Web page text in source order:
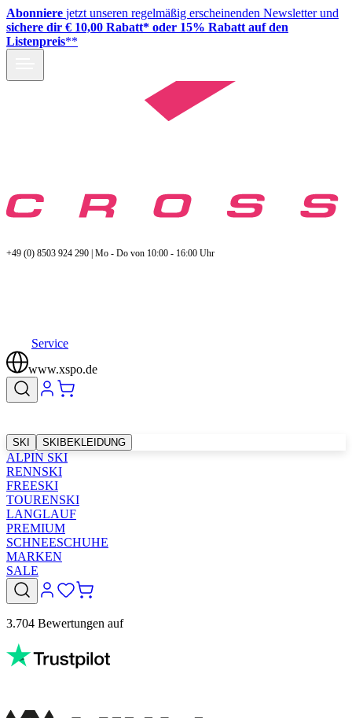
Abonniere jetzt unseren regelmäßig erscheinenden Newsletter und
sichere dir € 10,00 Rabatt* oder 15% Rabatt auf den
Listenpreis**
+49 (0) 8503 924 290 | Mo - Do von 10:00 - 16:00 Uhr
Service
www.xspo.de
SKI SKIBEKLEIDUNG
ALPIN SKI
RENNSKI
FREESKI
TOURENSKI
LANGLAUF
PREMIUM
SCHNEESCHUHE
MARKEN
SALE
3.704 Bewertungen auf